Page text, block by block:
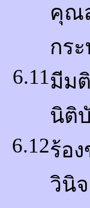
คุณ
กร
6.11มีม
นิติ
6.12ร้อ
วินิ